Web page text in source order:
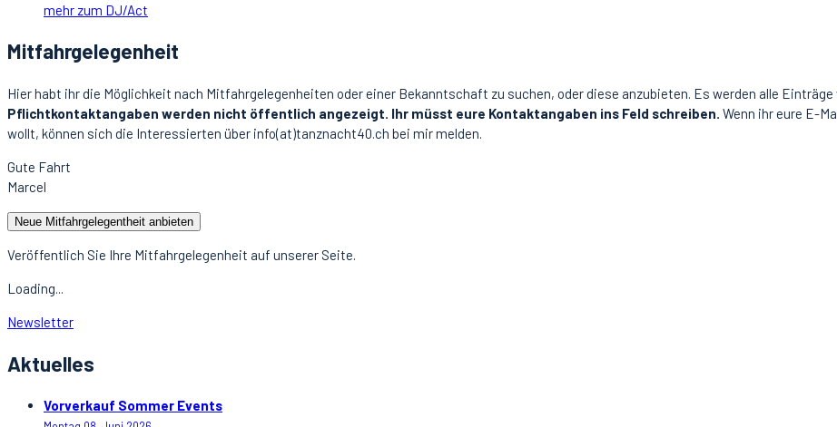
mehr zum DJ/Act
Mitfahrgelegenheit
Hier habt ihr die Möglichkeit nach Mitfahrgelegenheiten oder einer Bekanntschaft zu suchen, oder diese anzubieten. Es werden alle
Pflichtkontaktangaben werden nicht öffentlich angezeigt. Ihr müsst eure Kontaktangaben ins Feld schreiben. Wenn ihr eure E-
wollt, können sich die Interessierten über info(at)tanznacht40.ch bei mir melden.
Gute Fahrt
Marcel
Neue Mitfahrgelegentheit anbieten
Veröffentlich Sie Ihre Mitfahrgelegenheit auf unserer Seite.
Loading...
Newsletter
Aktuelles
Vorverkauf Sommer Events